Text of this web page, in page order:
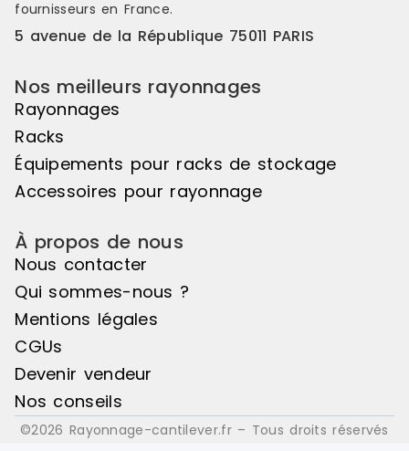
fournisseurs en France.
5 avenue de la République 75011 PARIS
Nos meilleurs rayonnages
Rayonnages
Racks
Équipements pour racks de stockage
Accessoires pour rayonnage
À propos de nous
Nous contacter
Qui sommes-nous ?
Mentions légales
CGUs
Devenir vendeur
Nos conseils
©2026 Rayonnage-cantilever.fr – Tous droits réservés